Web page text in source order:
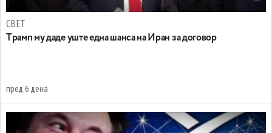
СВЕТ
Tрамп му даде уште една шанса на Иран за договор
пред 6 дена